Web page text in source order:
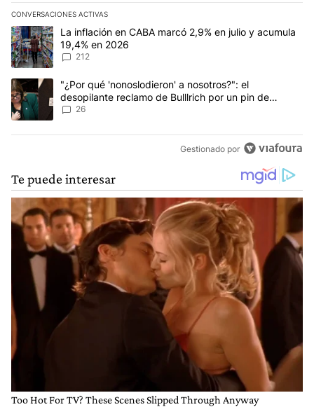
CONVERSACIONES ACTIVAS
Este listado muestra los artículos con más comentarios en los
Un artículo de tendencia con el título "La inflación en CABA
La inflación en CABA marcó 2,9% en julio y acumula
19,4% en 2026
212
Un artículo de tendencia con el título ""¿Por qué 'nonoslodieron'
"¿Por qué 'nonoslodieron' a nosotros?": el
desopilante reclamo de Bulllrich por un pin de
Malvinas
26
Gestionado por